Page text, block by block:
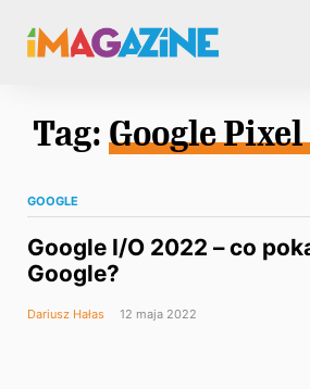
Tag: Google
GOOGLE
Google I/O 2022 – co
Google?
Dariusz Hałas 12 maja 2022